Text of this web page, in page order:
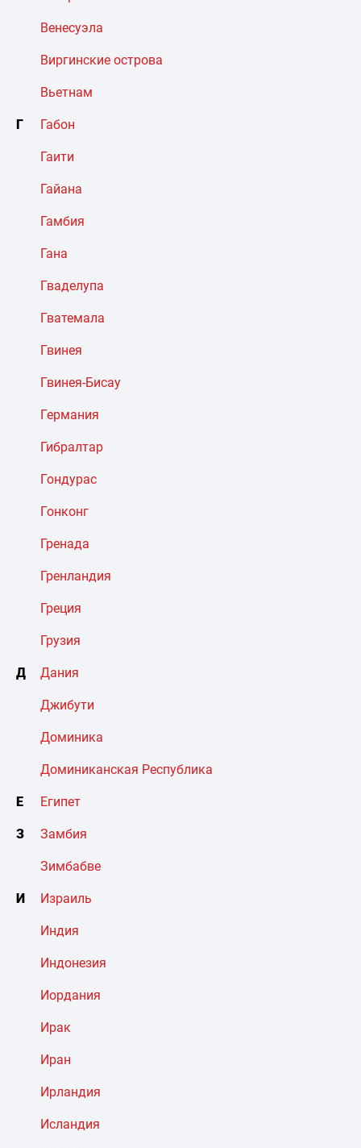
Венесуэла
Виргинские острова
Вьетнам
Г Габон
Гаити
Гайана
Гамбия
Гана
Гваделупа
Гватемала
Гвинея
Гвинея-Бисау
Германия
Гибралтар
Гондурас
Гонконг
Гренада
Гренландия
Греция
Грузия
Д Дания
Джибути
Доминика
Доминиканская Республика
Е Египет
З Замбия
Зимбабве
И Израиль
Индия
Индонезия
Иордания
Ирак
Иран
Ирландия
Исландия